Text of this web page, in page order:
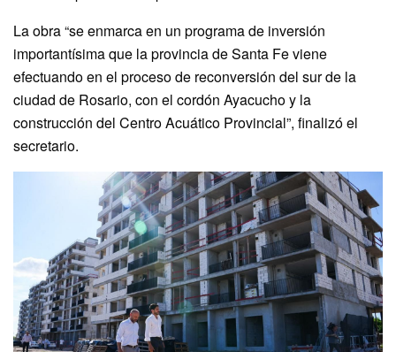
La obra “se enmarca en un programa de inversión
importantísima que la provincia de Santa Fe viene
efectuando en el proceso de reconversión del sur de la
ciudad de Rosario, con el cordón Ayacucho y la
construcción del Centro Acuático Provincial”, finalizó el
secretario.